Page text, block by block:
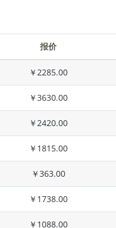
报价
￥2285.00
￥3630.00
￥2420.00
￥1815.00
￥363.00
￥1738.00
￥1088.00